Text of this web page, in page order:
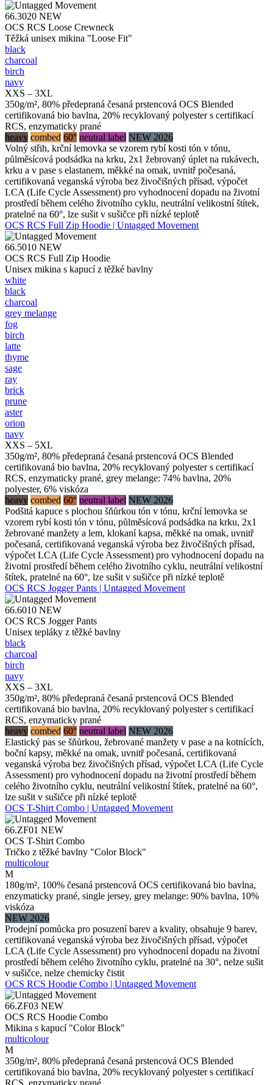
66.3020 NEW
OCS RCS Loose Crewneck
Těžká unisex mikina "Loose Fit"
black
charcoal
birch
navy
XXS – 3XL
350g/m², 80% předepraná česaná prstencová OCS Blended
certifikovaná bio bavlna, 20% recyklovaný polyester s certifikací
RCS, enzymaticky prané
heavy combed 60° neutral label NEW 2026
Volný střih, krční lemovka se vzorem rybí kosti tón v tónu,
půlměsícová podsádka na krku, 2x1 žebrovaný úplet na rukávech,
krku a v pase s elastanem, měkké na omak, uvnitř počesaná,
certifikovaná veganská výroba bez živočišných přísad, výpočet
LCA (Life Cycle Assessment) pro vyhodnocení dopadu na životní
prostředí během celého životního cyklu, neutrální velikostní štítek,
pratelné na 60°, lze sušit v sušičce při nízké teplotě
OCS RCS Full Zip Hoodie | Untagged Movement
66.5010 NEW
OCS RCS Full Zip Hoodie
Unisex mikina s kapucí z těžké bavlny
white
black
charcoal
grey melange
fog
birch
latte
thyme
sage
ray
brick
prune
aster
orion
navy
XXS – 5XL
350g/m², 80% předepraná česaná prstencová OCS Blended
certifikovaná bio bavlna, 20% recyklovaný polyester s certifikací
RCS, enzymaticky prané, grey melange: 74% bavlna, 20%
polyester, 6% viskóza
heavy combed 60° neutral label NEW 2026
Podšitá kapuce s plochou šňůrkou tón v tónu, krční lemovka se
vzorem rybí kosti tón v tónu, půlměsícová podsádka na krku, 2x1
žebrované manžety a lem, klokaní kapsa, měkké na omak, uvnitř
počesaná, certifikovaná veganská výroba bez živočišných přísad,
výpočet LCA (Life Cycle Assessment) pro vyhodnocení dopadu na
životní prostředí během celého životního cyklu, neutrální velikostní
štítek, pratelné na 60°, lze sušit v sušičce při nízké teplotě
OCS RCS Jogger Pants | Untagged Movement
66.6010 NEW
OCS RCS Jogger Pants
Unisex tepláky z těžké bavlny
black
charcoal
birch
navy
XXS – 3XL
350g/m², 80% předepraná česaná prstencová OCS Blended
certifikovaná bio bavlna, 20% recyklovaný polyester s certifikací
RCS, enzymaticky prané
heavy combed 60° neutral label NEW 2026
Elastický pas se šňůrkou, žebrované manžety v pase a na kotnících,
boční kapsy, měkké na omak, uvnitř počesaná, certifikovaná
veganská výroba bez živočišných přísad, výpočet LCA (Life Cycle
Assessment) pro vyhodnocení dopadu na životní prostředí během
celého životního cyklu, neutrální velikostní štítek, pratelné na 60°,
lze sušit v sušičce při nízké teplotě
OCS T-Shirt Combo | Untagged Movement
66.ZF01 NEW
OCS T-Shirt Combo
Tričko z těžké bavlny "Color Block"
multicolour
M
180g/m², 100% česaná prstencová OCS certifikovaná bio bavlna,
enzymaticky prané, single jersey, grey melange: 90% bavlna, 10%
viskóza
NEW 2026
Prodejní pomůcka pro posuzení barev a kvality, obsahuje 9 barev,
certifikovaná veganská výroba bez živočišných přísad, výpočet
LCA (Life Cycle Assessment) pro vyhodnocení dopadu na životní
prostředí během celého životního cyklu, pratelné na 30°, nelze sušit
v sušičce, nelze chemicky čistit
OCS RCS Hoodie Combo | Untagged Movement
66.ZF03 NEW
OCS RCS Hoodie Combo
Mikina s kapucí "Color Block"
multicolour
M
350g/m², 80% předepraná česaná prstencová OCS Blended
certifikovaná bio bavlna, 20% recyklovaný polyester s certifikací
RCS, enzymaticky prané